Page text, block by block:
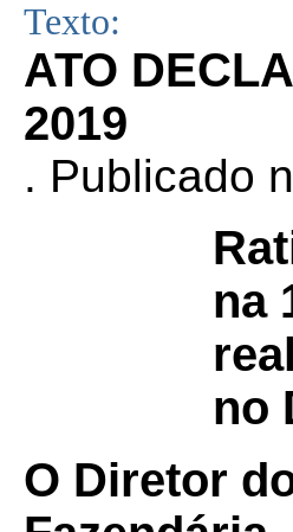
Texto:
ATO
2019
. Publicado
na
no
O Diretor